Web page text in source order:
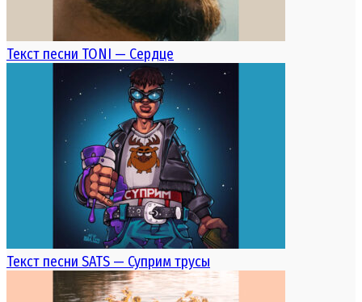
Текст песни TONI — Сердце
Текст песни SATS — Суприм трусы